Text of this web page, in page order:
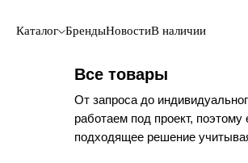
Каталог БрендыНовостиВ наличии
Все товары
От запроса до
работаем под проект,
подходящее решение